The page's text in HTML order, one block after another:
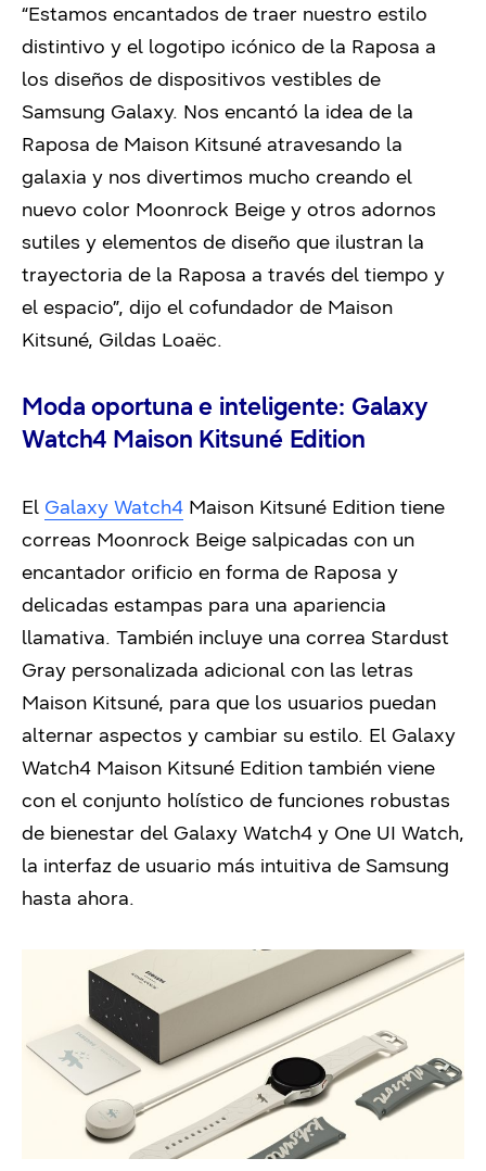
“Estamos encantados de traer nuestro estilo
distintivo y el logotipo icónico de la Raposa a
los diseños de dispositivos vestibles de
Samsung Galaxy. Nos encantó la idea de la
Raposa de Maison Kitsuné atravesando la
galaxia y nos divertimos mucho creando el
nuevo color Moonrock Beige y otros adornos
sutiles y elementos de diseño que ilustran la
trayectoria de la Raposa a través del tiempo y
el espacio”, dijo el cofundador de Maison
Kitsuné, Gildas Loaëc.
Moda oportuna e inteligente: Galaxy
Watch4 Maison Kitsuné Edition
El Galaxy Watch4 Maison Kitsuné Edition tiene
correas Moonrock Beige salpicadas con un
encantador orificio en forma de Raposa y
delicadas estampas para una apariencia
llamativa. También incluye una correa Stardust
Gray personalizada adicional con las letras
Maison Kitsuné, para que los usuarios puedan
alternar aspectos y cambiar su estilo. El Galaxy
Watch4 Maison Kitsuné Edition también viene
con el conjunto holístico de funciones robustas
de bienestar del Galaxy Watch4 y One UI Watch,
la interfaz de usuario más intuitiva de Samsung
hasta ahora.